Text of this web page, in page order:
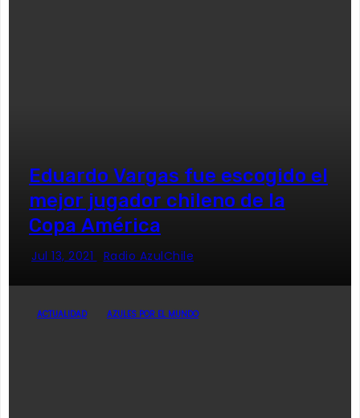
Eduardo Vargas fue escogido el
mejor jugador chileno de la
Copa América
Jul 13, 2021 Radio AzulChile
ACTUALIDAD AZULES POR EL MUNDO